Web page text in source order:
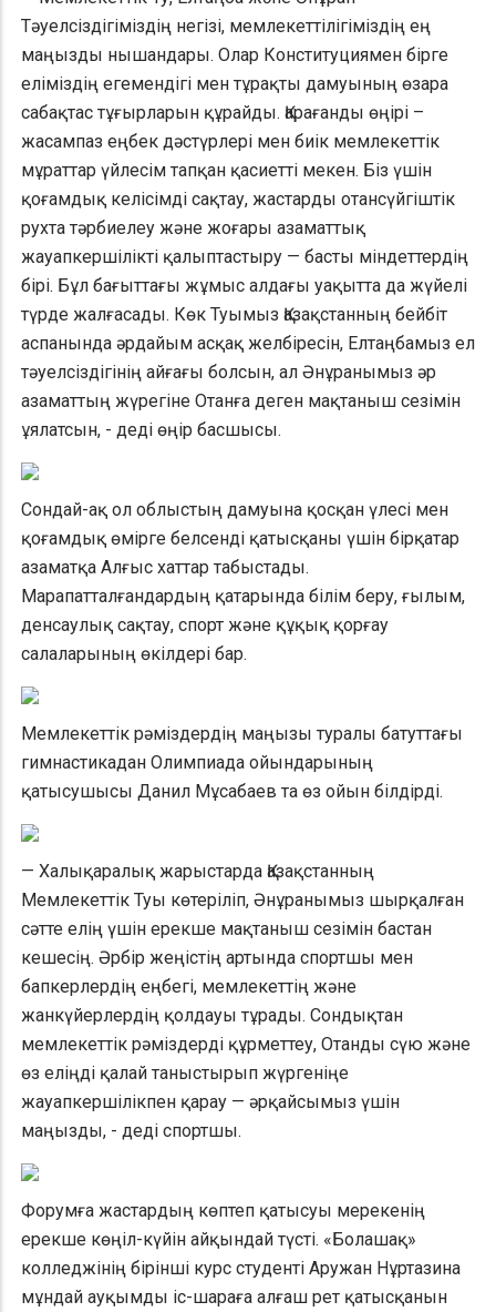
Тәуелсіздігіміздің негізі, мемлекеттілігіміздің ең
маңызды нышандары. Олар Конституциямен бірге
еліміздің егемендігі мен тұрақты дамуының өзара
сабақтас тұғырларын құрайды. Қарағанды өңірі –
жасампаз еңбек дәстүрлері мен биік мемлекеттік
мұраттар үйлесім тапқан қасиетті мекен. Біз үшін
қоғамдық келісімді сақтау, жастарды отансүйгіштік
рухта тәрбиелеу және жоғары азаматтық
жауапкершілікті қалыптастыру — басты міндеттердің
бірі. Бұл бағыттағы жұмыс алдағы уақытта да жүйелі
түрде жалғасады. Көк Туымыз Қазақстанның бейбіт
аспанында әрдайым асқақ желбіресін, Елтаңбамыз ел
тәуелсіздігінің айғағы болсын, ал Әнұранымыз әр
азаматтың жүрегіне Отанға деген мақтаныш сезімін
ұялатсын, - деді өңір басшысы.
Сондай-ақ ол облыстың дамуына қосқан үлесі мен
қоғамдық өмірге белсенді қатысқаны үшін бірқатар
азаматқа Алғыс хаттар табыстады.
Марапатталғандардың қатарында білім беру, ғылым,
денсаулық сақтау, спорт және құқық қорғау
салаларының өкілдері бар.
Мемлекеттік рәміздердің маңызы туралы батуттағы
гимнастикадан Олимпиада ойындарының
қатысушысы Данил Мұсабаев та өз ойын білдірді.
— Халықаралық жарыстарда Қазақстанның
Мемлекеттік Туы көтеріліп, Әнұранымыз шырқалған
сәтте елің үшін ерекше мақтаныш сезімін бастан
кешесің. Әрбір жеңістің артында спортшы мен
бапкерлердің еңбегі, мемлекеттің және
жанкүйерлердің қолдауы тұрады. Сондықтан
мемлекеттік рәміздерді құрметтеу, Отанды сүю және
өз еліңді қалай таныстырып жүргеніңе
жауапкершілікпен қарау — әрқайсымыз үшін
маңызды, - деді спортшы.
Форумға жастардың көптеп қатысуы мерекенің
ерекше көңіл-күйін айқындай түсті. «Болашақ»
колледжінің бірінші курс студенті Аружан Нұртазина
мұндай ауқымды іс-шараға алғаш рет қатысқанын